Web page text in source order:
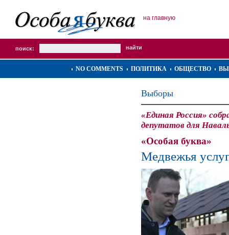
на главную
поиск:
NO COMMENTS ПОЛИТИКА ОБЩЕСТВО
Выборы
«Единая Россия»
депутатов для
«Особая буква»
Медвежья